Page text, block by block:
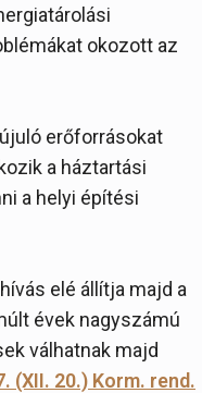
okozott az
erőforrásokat
a háztartási
a helyi építési
elé állítja majd a
évek nagyszámú
válhatnak majd
(XII. 20.) Korm. rend.